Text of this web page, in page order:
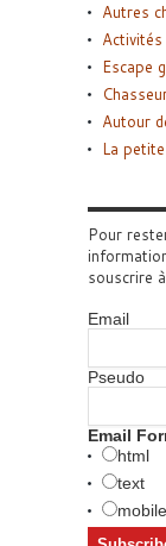
Autres
Escape
Autour
La
Pour
souscrire
Email
Pseudo
Email
html
text
mobile